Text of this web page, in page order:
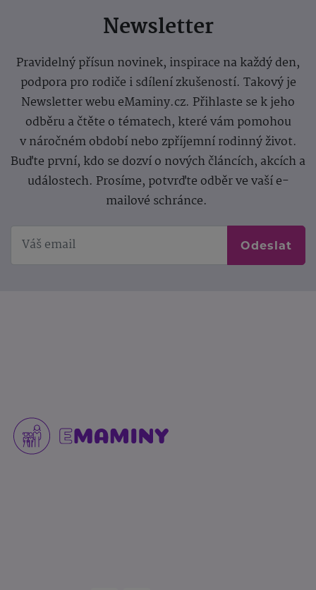
Newsletter
Pravidelný přísun novinek, inspirace na každý den,
podpora pro rodiče i sdílení zkušeností. Takový je
Newsletter webu eMaminy.cz. Přihlaste se k jeho
odběru a čtěte o tématech, které vám pomohou
v náročném období nebo zpříjemní rodinný život.
Buďte první, kdo se dozví o nových článcích, akcích a
událostech. Prosíme, potvrďte odběr ve vaší e-
mailové schránce.
Odeslat